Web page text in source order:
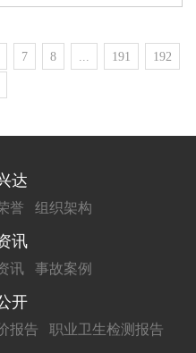
7 8 ... 191 192
达
誉 组织架构
讯
讯 事故案例
开
报告 职业卫生检测报告